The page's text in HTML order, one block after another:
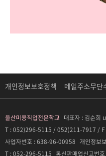
개인정보보호정책 메일주소무단
울산미용직업전문학교 대표자 : 김순희
T : 052)296-5115 / 052)211-7917 /
사업자번호 :638-96-00958 개인정보
T :052-296-5115 통신판매업신고번